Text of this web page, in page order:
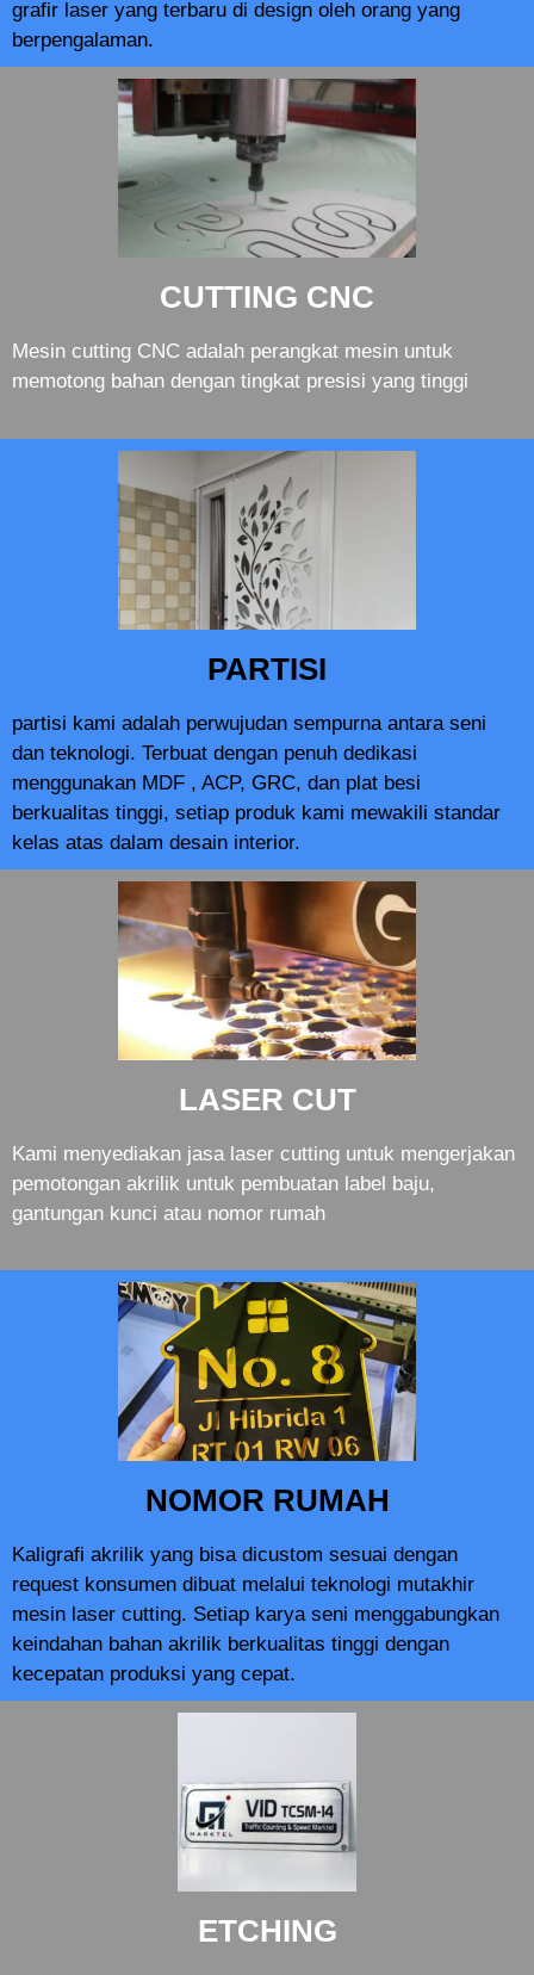
grafir laser yang terbaru di design oleh orang yang
berpengalaman.
CUTTING CNC
Mesin cutting CNC adalah perangkat mesin untuk
memotong bahan dengan tingkat presisi yang tinggi
PARTISI
partisi kami adalah perwujudan sempurna antara seni
dan teknologi. Terbuat dengan penuh dedikasi
menggunakan MDF , ACP, GRC, dan plat besi
berkualitas tinggi, setiap produk kami mewakili standar
kelas atas dalam desain interior.
LASER CUT
Kami menyediakan jasa laser cutting untuk mengerjakan
pemotongan akrilik untuk pembuatan label baju,
gantungan kunci atau nomor rumah
NOMOR RUMAH
Kaligrafi akrilik yang bisa dicustom sesuai dengan
request konsumen dibuat melalui teknologi mutakhir
mesin laser cutting. Setiap karya seni menggabungkan
keindahan bahan akrilik berkualitas tinggi dengan
kecepatan produksi yang cepat.
ETCHING